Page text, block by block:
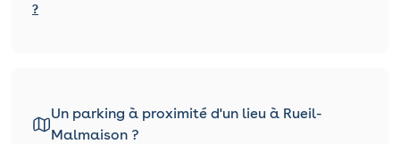
?
Un parking à proximité d'un lieu à Rueil-
Malmaison ?